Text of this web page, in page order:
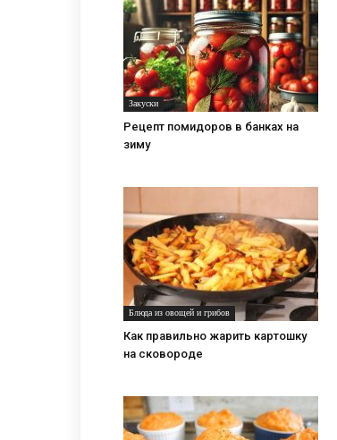
Закуски
Рецепт помидоров в банках на
зиму
Блюда из овощей и грибов
Как правильно жарить картошку
на сковороде